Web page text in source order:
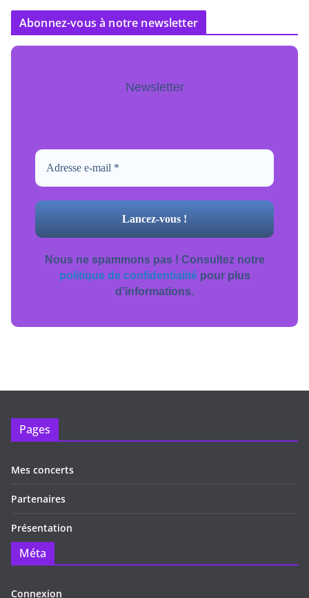
Abonnez-vous à notre newsletter
Newsletter
Nous ne spammons pas ! Consultez notre
politique de confidentialitépour plus
d’informations.
Pages
Mes concerts
Partenaires
Présentation
Méta
Connexion